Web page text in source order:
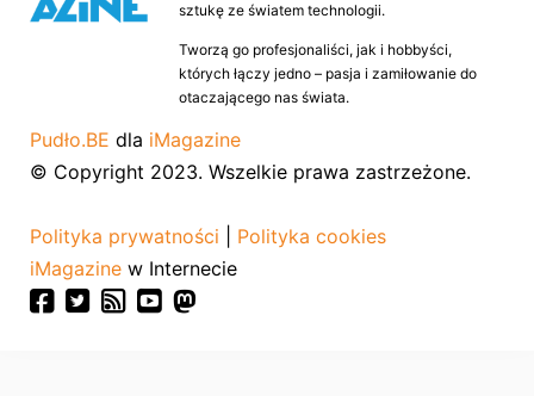
sztukę ze światem technologii.
Tworzą go profesjonaliści, jak i hobbyści,
których łączy jedno – pasja i zamiłowanie do
otaczającego nas świata.
Pudło.BE dla iMagazine
© Copyright 2023. Wszelkie prawa zastrzeżone.
Polityka prywatności
Polityka cookies
iMagazine w Internecie